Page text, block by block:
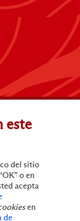
este
del sitio
o en
acepta
en
de